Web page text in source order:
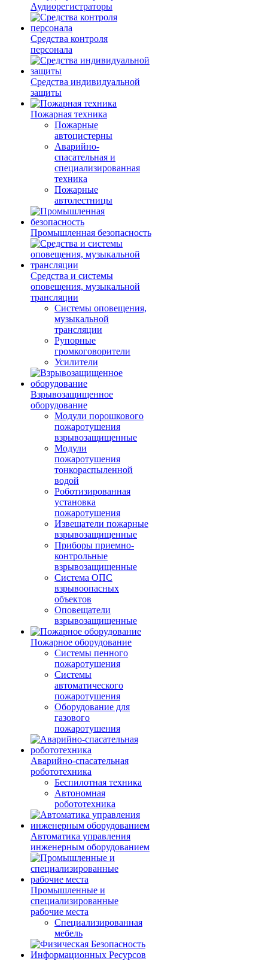
Аудиорегистраторы
Средства контроля
персонала
Средства индивидуальной
защиты
Пожарная техника
Пожарные
автоцистерны
Аварийно-
спасательная и
специализированная
техника
Пожарные
автолестницы
Промышленная безопасность
Средства и системы
оповещения, музыкальной
трансляции
Системы оповещения,
музыкальной
трансляции
Рупорные
громкоговорители
Усилители
Взрывозащищенное
оборудование
Модули порошкового
пожаротушения
взрывозащищенные
Модули
пожаротушения
тонкораспыленной
водой
Роботизированная
установка
пожаротушения
Извещатели пожарные
взрывозащищенные
Приборы приемно-
контрольные
взрывозащищенные
Система ОПС
взрывоопасных
объектов
Оповещатели
взрывозащищенные
Пожарное оборудование
Системы пенного
пожаротушения
Системы
автоматического
пожаротушения
Оборудование для
газового
пожаротушения
Аварийно-спасательная
робототехника
Беспилотная техника
Автономная
робототехника
Автоматика управления
инженерным оборудованием
Промышленные и
специализированные
рабочие места
Специализированная
мебель